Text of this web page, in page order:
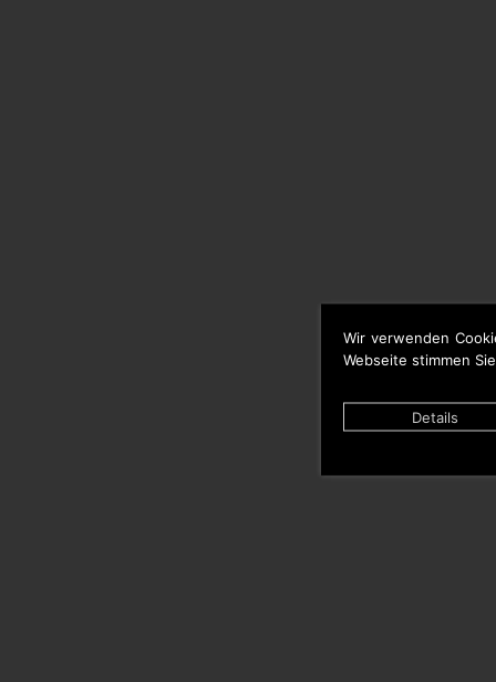
Wir verwenden
Webseite stimmen
Details